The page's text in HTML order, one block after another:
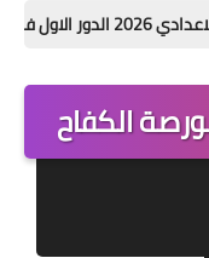
التربية والتعليم
العمل وهيئة
الكفاح